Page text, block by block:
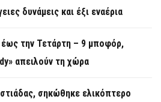
δυνάμεις και έξι εναέρια
την Τετάρτη – 9 μποφόρ,
απειλούν τη χώρα
σηκώθηκε ελικόπτερο